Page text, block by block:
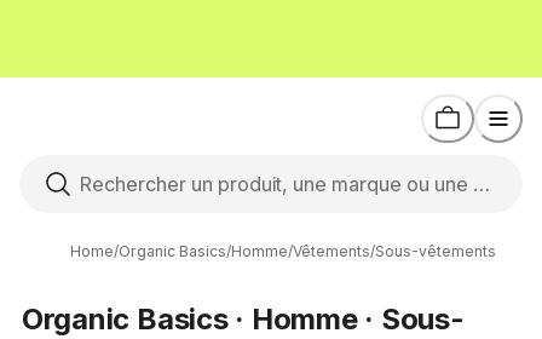
Home/Organic Basics/Homme/Vêtements/Sous-vêtements
Organic Basics · Homme · Sous-